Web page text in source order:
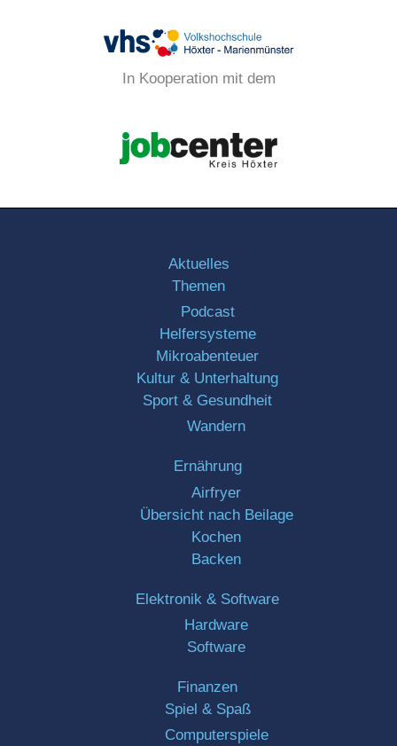
In Kooperation mit dem
Aktuelles
Themen
Podcast
Helfersysteme
Mikroabenteuer
Kultur & Unterhaltung
Sport & Gesundheit
Wandern
Ernährung
Airfryer
Übersicht nach Beilage
Kochen
Backen
Elektronik & Software
Hardware
Software
Finanzen
Spiel & Spaß
Computerspiele